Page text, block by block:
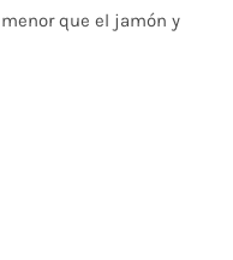
que el jamón y